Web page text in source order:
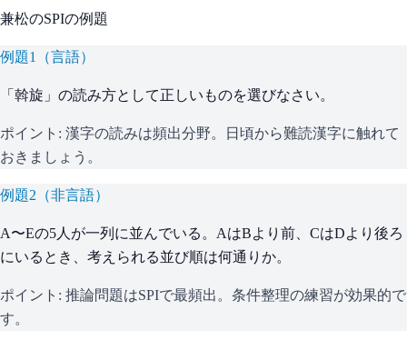
兼松のSPIの例題
例題1 （言語）
「斡旋」の読み方として正しいものを選びなさい。
ポイント: 漢字の読みは頻出分野。日頃から難読漢字に触れて
おきましょう。
例題2 （非言語）
A〜Eの5人が一列に並んでいる。AはBより前、CはDより後ろ
にいるとき、考えられる並び順は何通りか。
ポイント: 推論問題はSPIで最頻出。条件整理の練習が効果的で
す。